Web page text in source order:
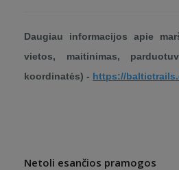
Daugiau informacijos apie
vietos, maitinimas,
koordinatės) - https://
Netoli esančios pramogos